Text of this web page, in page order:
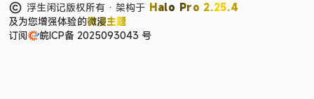
浮生闲记版权所有 · 架构于 Halo Pro 2.25.4
及为您增强体验的微浸主题
订阅
皖ICP备 2025093043 号